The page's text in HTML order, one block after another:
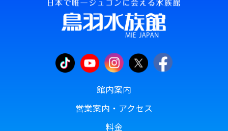
館内案内
営業案内・アクセス
料金